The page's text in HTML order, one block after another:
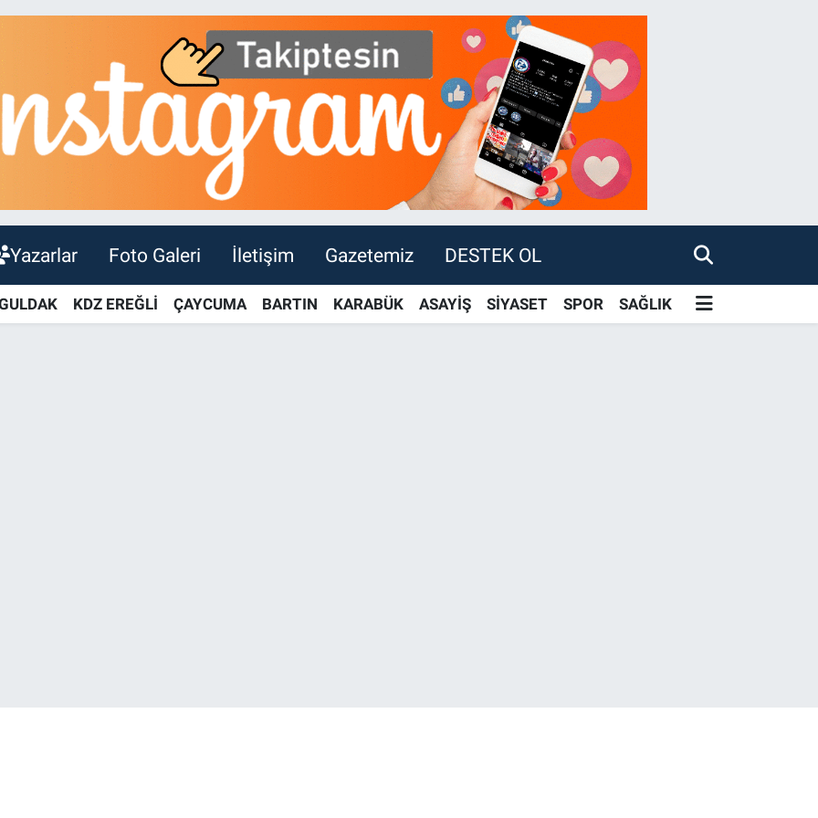
Yazarlar Foto Galeri İletişim Gazetemiz DESTEK OL
KDZ EREĞLİ ÇAYCUMA BARTIN KARABÜK ASAYİŞ SİYASET SPOR SAĞLIK